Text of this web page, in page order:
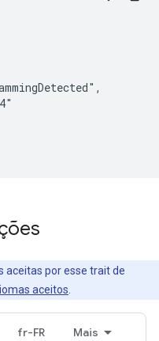
aceitas por esse trait de
aceitos
fr-FR Mais